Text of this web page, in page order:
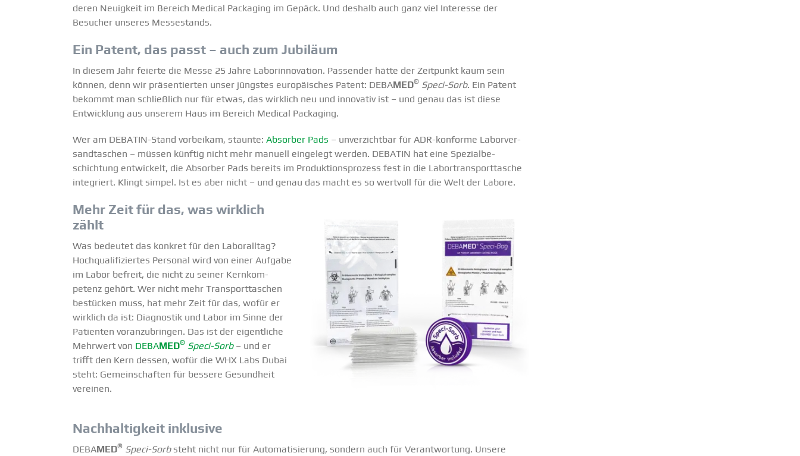
deren Neuigkeit im Bereich Medical Packaging im Gepäck. Und deshalb auch ganz viel Interesse der
Besucher unseres Messe­stands.
Ein Patent, das passt – auch zum Jubiläum
In diesem Jahr feierte die Messe 25 Jahre Labor­in­no­vation. Passender hätte der Zeitpunkt kaum sein
können, denn wir präsen­tierten unser jüngstes europäi­sches Patent: DEBAMED® Speci-Sorb. Ein Patent
bekommt man schließlich nur für etwas, das wirklich neu und innovativ ist – und genau das ist diese
Entwicklung aus unserem Haus im Bereich Medical Packaging.
Wer am DEBATIN-Stand vorbeikam, staunte: Absorber Pads – unver­zichtbar für ADR-konforme Labor­ver­
sand­ta­schen – müssen künftig nicht mehr manuell eingelegt werden. DEBATIN hat eine Spezi­al­be­
schichtung entwi­ckelt, die Absorber Pads bereits im Produk­ti­ons­prozess fest in die Labor­trans­port­tasche
integriert. Klingt simpel. Ist es aber nicht – und genau das macht es so wertvoll für die Welt der Labore.
Mehr Zeit für das, was wirklich
zählt
Was bedeutet das konkret für den Laboralltag?
Hochqua­li­fi­ziertes Personal wird von einer Aufgabe
im Labor befreit, die nicht zu seiner Kernkom­
petenz gehört. Wer nicht mehr Trans­port­ta­schen
bestücken muss, hat mehr Zeit für das, wofür er
wirklich da ist: Diagnostik und Labor im Sinne der
Patienten voran­zu­bringen. Das ist der eigent­liche
Mehrwert von DEBAMED® Speci-Sorb– und er
trifft den Kern dessen, wofür die WHX Labs Dubai
steht: Gemein­schaften für bessere Gesundheit
vereinen.
Nachhal­tigkeit inklusive
DEBAMED® Speci-Sorbsteht nicht nur für Automa­ti­sierung, sondern auch für Verant­wortung. Unsere